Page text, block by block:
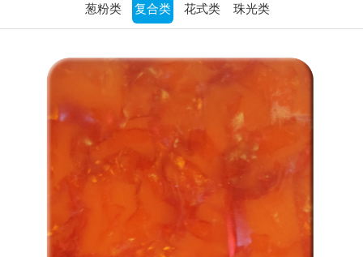
葱粉类 复合类 花式类 珠光类